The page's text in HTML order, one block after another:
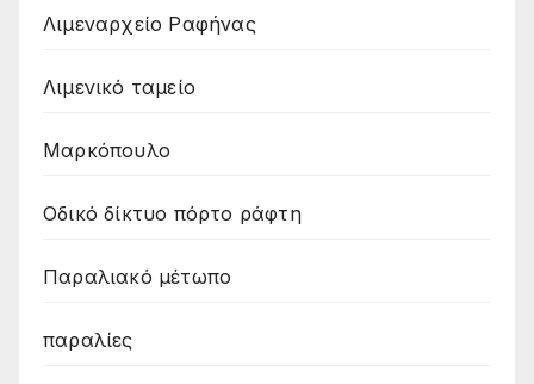
Λιμεναρχείο Ραφήνας
Λιμενικό ταμείο
Μαρκόπουλο
Οδικό δίκτυο πόρτο ράφτη
Παραλιακό μέτωπο
παραλίες